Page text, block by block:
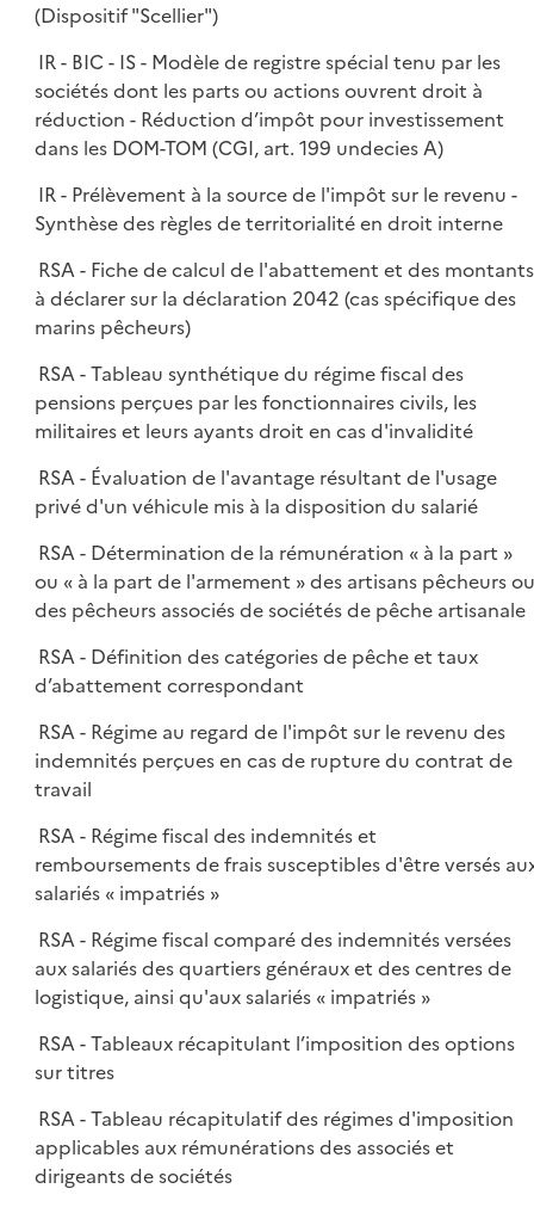
(Dispositif "Scellier")
IR - BIC - IS - Modèle de registre spécial tenu par les
sociétés dont les parts ou actions ouvrent droit à
réduction - Réduction d’impôt pour investissement
dans les DOM-TOM (CGI, art. 199 undecies A)
IR - Prélèvement à la source de l'impôt sur le revenu -
Synthèse des règles de territorialité en droit interne
RSA - Fiche de calcul de l'abattement et des montants
à déclarer sur la déclaration 2042 (cas spécifique des
marins pêcheurs)
RSA - Tableau synthétique du régime fiscal des
pensions perçues par les fonctionnaires civils, les
militaires et leurs ayants droit en cas d'invalidité
RSA - Évaluation de l'avantage résultant de l'usage
privé d'un véhicule mis à la disposition du salarié
RSA - Détermination de la rémunération « à la part »
ou « à la part de l'armement » des artisans pêcheurs ou
des pêcheurs associés de sociétés de pêche artisanale
RSA - Définition des catégories de pêche et taux
d’abattement correspondant
RSA - Régime au regard de l'impôt sur le revenu des
indemnités perçues en cas de rupture du contrat de
travail
RSA - Régime fiscal des indemnités et
remboursements de frais susceptibles d'être versés
salariés « impatriés »
RSA - Régime fiscal comparé des indemnités versées
aux salariés des quartiers généraux et des centres de
logistique, ainsi qu'aux salariés « impatriés »
RSA - Tableaux récapitulant l’imposition des options
sur titres
RSA - Tableau récapitulatif des régimes d'imposition
applicables aux rémunérations des associés et
dirigeants de sociétés